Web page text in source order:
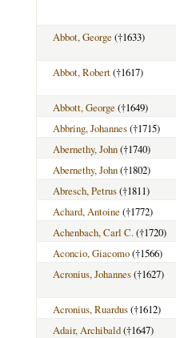
Abbot, George (†1633)
Abbot, Robert(†1617)
Abbott, George (†1649)
Abbring, Johannes(†1715)
Abernethy, John(†1740)
Abernethy, John(†1802)
Abresch, Petrus(†1811)
Achard, Antoine (†1772)
Achenbach, Carl C.(†1720)
Aconcio, Giacomo(†1566)
Acronius, Johannes(†1627)
Acronius, Ruardus(†1612)
Adair, Archibald(†1647)